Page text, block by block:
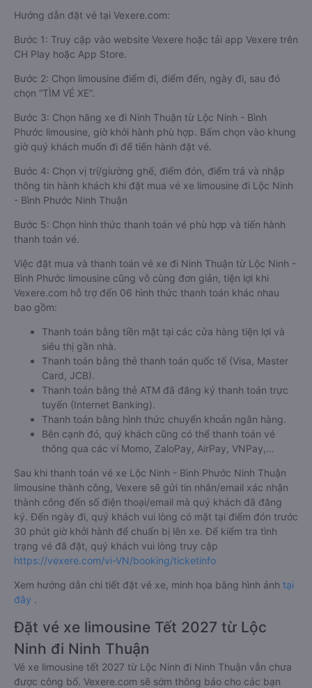
Hướng dẫn đặt vé tại Vexere.com:
Bước 1: Truy cập vào website Vexere hoặc tải app Vexere trên
CH Play hoặc App Store.
Bước 2: Chọn limousine điểm đi, điểm đến, ngày đi, sau đó
chọn “TÌM VÉ XE”.
Bước 3: Chọn hãng xe đi Ninh Thuận từ Lộc Ninh - Bình
Phước limousine, giờ khởi hành phù hợp. Bấm chọn vào khung
giờ quý khách muốn đi để tiến hành đặt vé.
Bước 4: Chọn vị trí/giường ghế, điểm đón, điểm trả và nhập
thông tin hành khách khi đặt mua vé xe limousine đi Lộc Ninh
- Bình Phước Ninh Thuận
Bước 5: Chọn hình thức thanh toán vé phù hợp và tiến hành
thanh toán vé.
Việc đặt mua và thanh toán vé xe đi Ninh Thuận từ Lộc Ninh -
Bình Phước limousine cũng vô cùng đơn giản, tiện lợi khi
Vexere.com hỗ trợ đến 06 hình thức thanh toán khác nhau
bao gồm:
Thanh toán bằng tiền mặt tại các cửa hàng tiện lợi và
siêu thị gần nhà.
Thanh toán bằng thẻ thanh toán quốc tế (Visa, Master
Card, JCB).
Thanh toán bằng thẻ ATM đã đăng ký thanh toán trực
tuyến (Internet Banking).
Thanh toán bằng hình thức chuyển khoản ngân hàng.
Bên cạnh đó, quý khách cũng có thể thanh toán vé
thông qua các ví Momo, ZaloPay, AirPay, VNPay,…
Sau khi thanh toán vé xe Lộc Ninh - Bình Phước Ninh Thuận
limousine thành công, Vexere sẽ gửi tin nhắn/email xác nhận
thành công đến số điện thoại/email mà quý khách đã đăng
ký. Đến ngày đi, quý khách vui lòng có mặt tại điểm đón trước
30 phút giờ khởi hành để chuẩn bị lên xe. Để kiểm tra tình
trạng vé đã đặt, quý khách vui lòng truy cập
https://vexere.com/vi-VN/booking/ticketinfo
Xem hướng dẫn chi tiết đặt vé xe, minh họa bằng hình ảnh tại
đây .
Đặt vé xe limousine Tết 2027 từ Lộc
Ninh đi Ninh Thuận
Vé xe limousine tết 2027 từ Lộc Ninh đi Ninh Thuận vẫn chưa
được công bố. Vexere.com sẽ sớm thông báo cho các bạn